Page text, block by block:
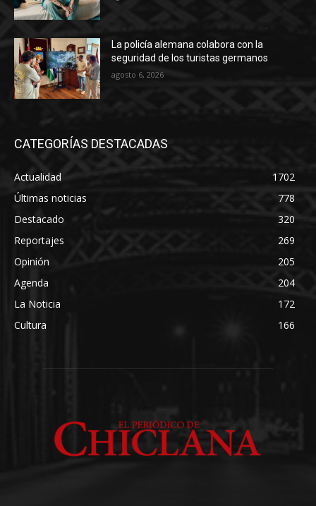
La policía alemana colabora con la
seguridad de los turistas germanos
agosto 6, 2026
CATEGORÍAS DESTACADAS
Actualidad
1702
Últimas noticias
778
Destacado
320
Reportajes
269
Opinión
205
Agenda
204
La Noticia
172
Cultura
166